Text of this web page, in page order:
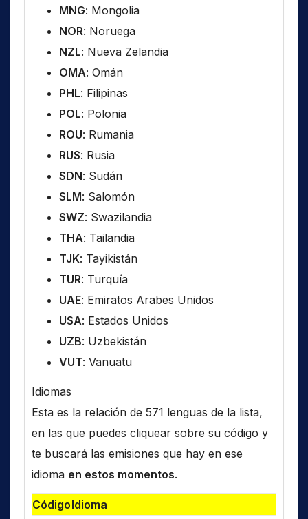
MNG: Mongolia
NOR: Noruega
NZL: Nueva Zelandia
OMA: Omán
PHL: Filipinas
POL: Polonia
ROU: Rumania
RUS: Rusia
SDN: Sudán
SLM: Salomón
SWZ: Swazilandia
THA: Tailandia
TJK: Tayikistán
TUR: Turquía
UAE: Emiratos Arabes Unidos
USA: Estados Unidos
UZB: Uzbekistán
VUT: Vanuatu
Idiomas
Esta es la relación de 571 lenguas de la lista,
en las que puedes cliquear sobre su código y
te buscará las emisiones que hay en ese
idioma en estos momentos.
CódigoIdioma